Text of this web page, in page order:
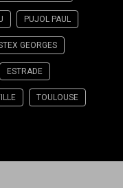
PUJOL PAUL
GEORGES
ESTRADE
TOULOUSE